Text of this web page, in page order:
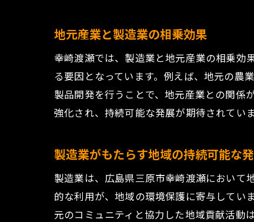
地元産業と製造業の相乗効果
幸崎渡瀬では、製造業と地元産業の相乗効
る要因となっています。例えば、地元の農
製品開発を行うことで、地元産業との関係
強化され、持続可能な発展が期待されていま
製造業がもたらす地域の持続可能な
製造業は、広島県三原市幸崎渡瀬において
的な利用が、地域の環境保護に寄与してい
元のコミュニティと協力した地域貢献活動